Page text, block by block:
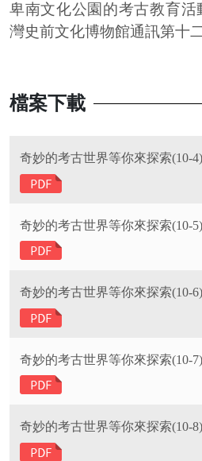
卑南文化公園的考古教育活
灣史前文化博物館通訊第十
檔案下載
奇妙的考古世界等你來探索(10-4)
奇妙的考古世界等你來探索(10-5)
奇妙的考古世界等你來探索(10-6)
奇妙的考古世界等你來探索(10-7)
奇妙的考古世界等你來探索(10-8)